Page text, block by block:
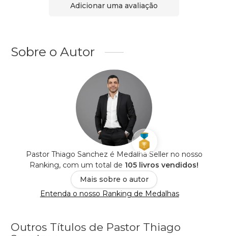
Adicionar uma avaliação
Sobre o Autor
Pastor Thiago Sanchez é Medalha Seller no nosso
Ranking, com um total de 105 livros vendidos!
Mais sobre o autor
Entenda o nosso Ranking de Medalhas
Outros Títulos de Pastor Thiago